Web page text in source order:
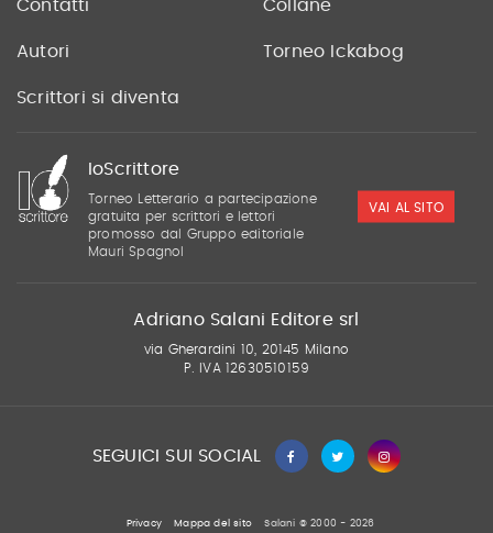
Contatti Collane
Autori Torneo Ickabog
Scrittori si diventa
IoScrittore
Torneo Letterario a partecipazione
gratuita per scrittori e lettori
promosso dal Gruppo editoriale
Mauri Spagnol
VAI AL SITO
Adriano Salani Editore srl
via Gherardini 10, 20145 Milano
P. IVA 12630510159
SEGUICI SUI SOCIAL
Privacy Mappa del sito Salani © 2000 - 2026